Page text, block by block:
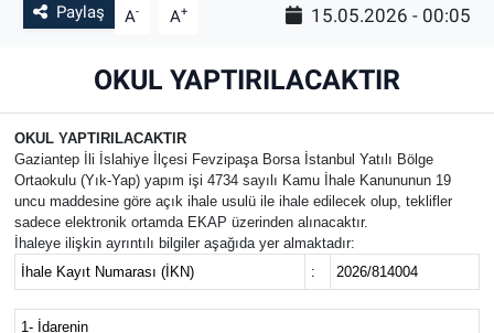
Paylaş A- A+ 15.05.2026 - 00:05
OKUL YAPTIRILACAKTIR
OKUL YAPTIRILACAKTIR
Gaziantep İli İslahiye İlçesi Fevzipaşa Borsa İstanbul Yatılı Bölge
Ortaokulu (Yık-Yap) yapım işi 4734 sayılı Kamu İhale Kanununun 19
uncu maddesine göre açık ihale usulü ile ihale edilecek olup, teklifler
sadece elektronik ortamda EKAP üzerinden alınacaktır.
İhaleye ilişkin ayrıntılı bilgiler aşağıda yer almaktadır:
İhale Kayıt Numarası (İKN)
: 2026/814004
1- İdarenin